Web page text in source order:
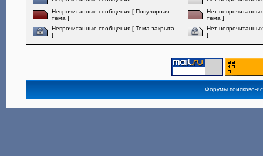
Непрочитанные сообщения [ Популярная
тема ]
Нет
тема ]
Непрочитанные сообщения [ Тема закрыта
]
Нет
]
Форумы поисково-